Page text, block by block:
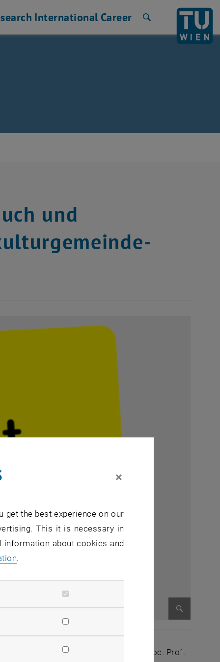
International Career
und
Univ.-Prof. in
Sibylla Zech und Assoc. Prof.
×
get the best experience on our
This it is necessary in
about cookies and
.